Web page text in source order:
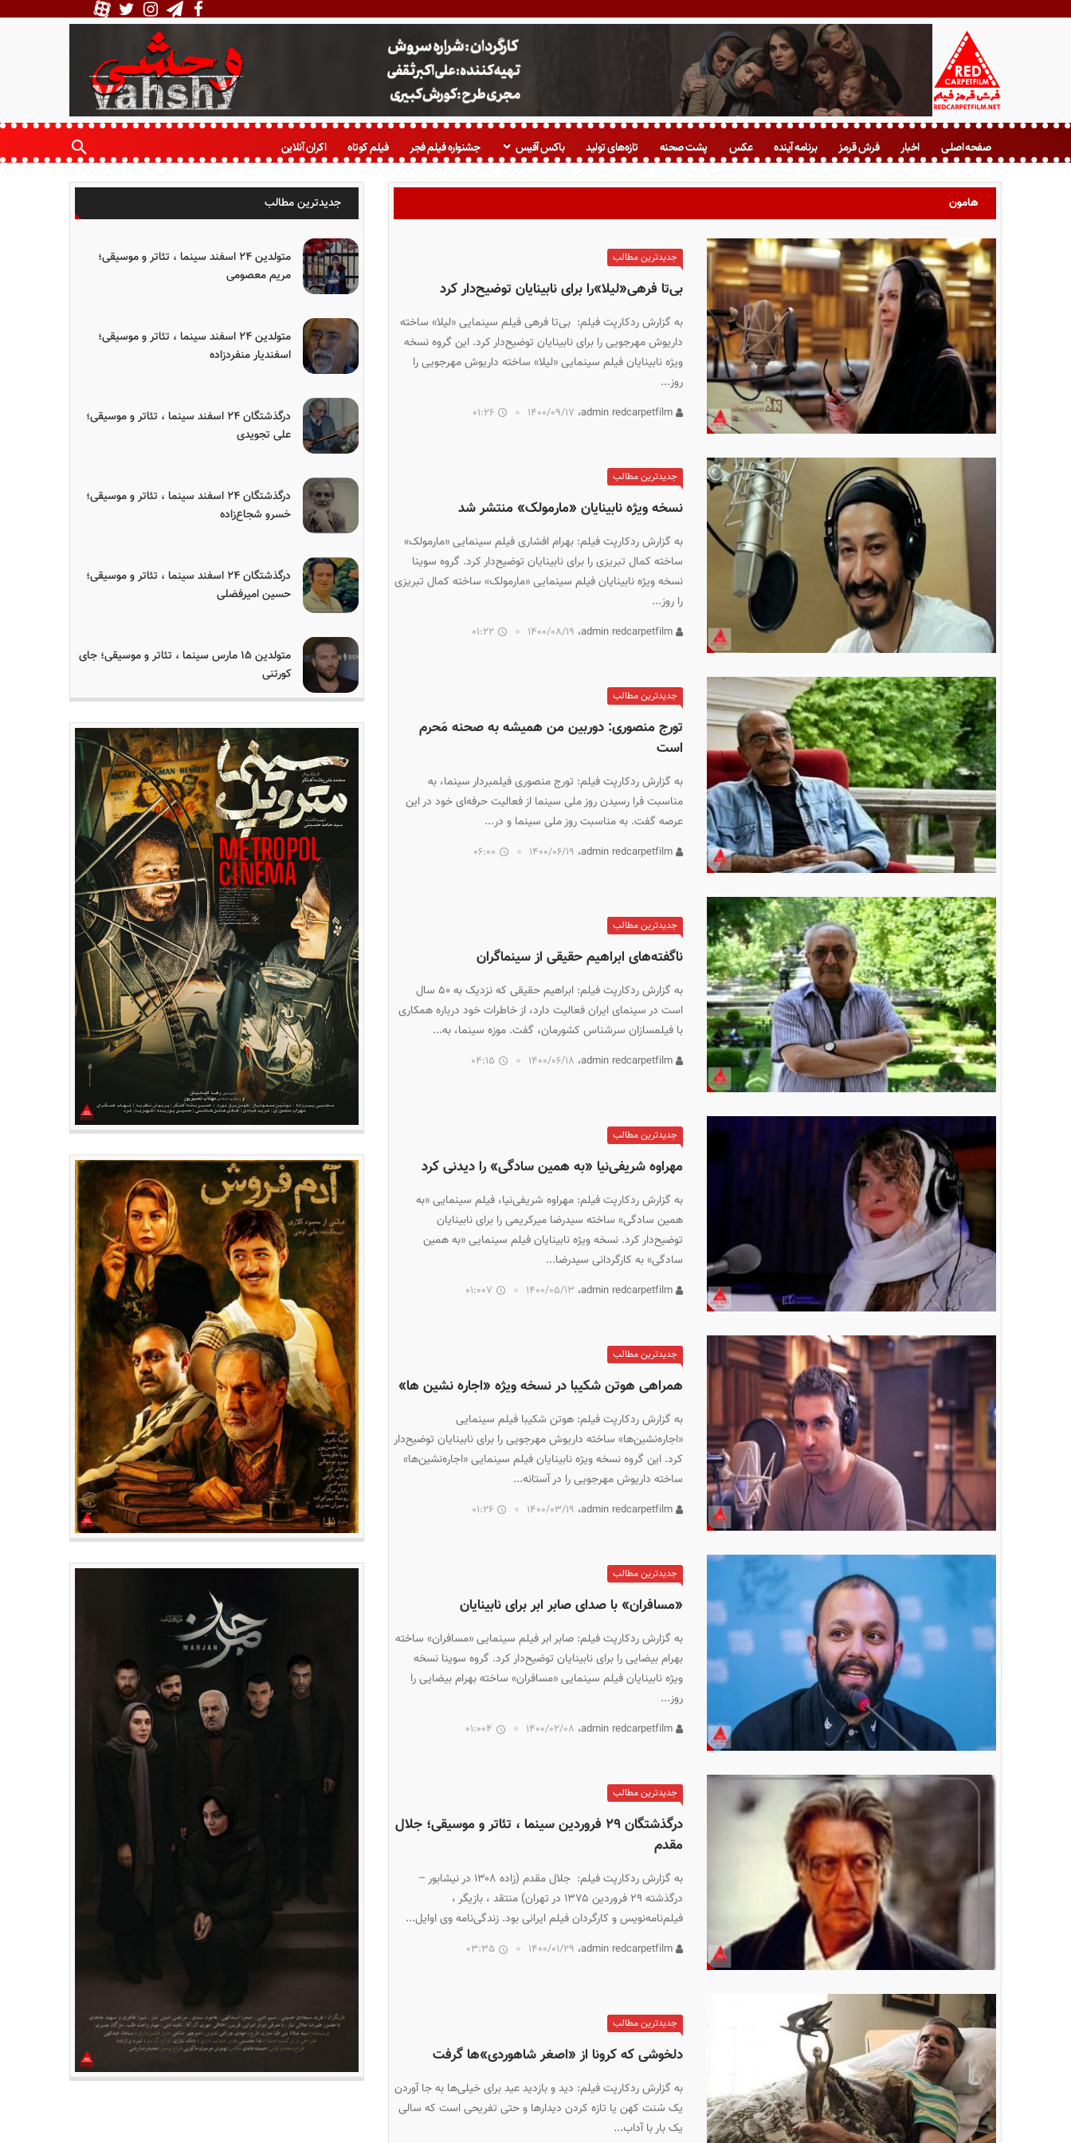
ف
ش
صفحه اصلی اخبار فرش قرمز برنامه آینده عکس پشت صحنه تازه‌های تولید باکس آفیس جشنواره فیلم فجر فیلم کوتاه اکران آنلاین
هامون
جدیدترین مطالب
بی‌تا فرهی«لیلا»را برای نابینایان توضیح‌دار کرد
به گزارش ردکارپت فیلم: بی‌تا فرهی فیلم سینمایی «لیلا» ساخته
داریوش مهرجویی را برای نابینایان توضیح‌دار کرد. این گروه نسخه
ویژه نابینایان فیلم سینمایی «لیلا» ساخته داریوش مهرجویی را
روز...
۱۴۰۰/۰۹/۱۷ 01:26
جدیدترین مطالب
نسخه ویژه نابینایان «مارمولک» منتشر شد
به گزارش ردکارپت فیلم: بهرام افشاری فیلم سینمایی «مارمولک»
ساخته کمال تبریزی را برای نابینایان توضیح‌دار کرد. گروه سوینا
نسخه ویژه نابینایان فیلم سینمایی «مارمولک» ساخته کمال تبریزی
را روز...
۱۴۰۰/۰۸/۱۹ 01:22
جدیدترین مطالب
تورج منصوری: دوربین من همیشه به صحنه مَحرم
است
به گزارش ردکارپت فیلم: تورج منصوری فیلمبردار سینما، به
مناسبت فرا رسیدن روز ملی سینما از فعالیت حرفه‌ای خود در این
عرصه گفت. به مناسبت روز ملی سینما و در...
۱۴۰۰/۰۶/۱۹ 06:00
جدیدترین مطالب
ناگفته‌های ابراهیم حقیقی از سینماگران
به گزارش ردکارپت فیلم: ابراهیم حقیقی که نزدیک به ۵۰ سال
است در سینمای ایران فعالیت دارد، از خاطرات خود درباره همکاری
با فیلمسازان سرشناس کشورمان، گفت. موزه سینما، به...
۱۴۰۰/۰۶/۱۸ 04:15
جدیدترین مطالب
مهراوه شریفی‌نیا «به همین سادگی» را دیدنی کرد
به گزارش ردکارپت فیلم: مهراوه شریفی‌نیا، فیلم سینمایی «به
همین سادگی» ساخته سیدرضا میرکریمی را برای نابینایان
توضیح‌دار کرد. نسخه ویژه نابینایان فیلم سینمایی «به همین
سادگی» به کارگردانی سیدرضا...
۱۴۰۰/۰۵/۱۳ 01:007
جدیدترین مطالب
همراهی هوتن شکیبا در نسخه ویژه «اجاره نشین ها»
به گزارش ردکارپت فیلم: هوتن شکیبا فیلم سینمایی
«اجاره‌نشین‌ها» ساخته داریوش مهرجویی را برای نابینایان توضیح‌دار
کرد. این گروه نسخه ویژه نابینایان فیلم سینمایی «اجاره‌نشین‌ها»
ساخته داریوش مهرجویی را در آستانه...
۱۴۰۰/۰۳/۱۹ 01:26
جدیدترین مطالب
«مسافران» با صدای صابر ابر برای نابینایان
به گزارش ردکارپت فیلم: صابر ابر فیلم سینمایی «مسافران» ساخته
بهرام بیضایی را برای نابینایان توضیح‌دار کرد. گروه سوینا نسخه
ویژه نابینایان فیلم سینمایی «مسافران» ساخته بهرام بیضایی را
روز...
۱۴۰۰/۰۲/۰۸ 01:004
جدیدترین مطالب
درگذشتگان ۲۹ فروردین سینما ، تئاتر و موسیقی؛ جلال
مقدم
به گزارش ردکارپت فیلم: جلال مقدم (زاده ۱۳۰۸ در نیشابور –
درگذشته ۲۹ فروردین ۱۳۷۵ در تهران) منتقد ، بازیگر ،
فیلم‌نامه‌نویس و کارگردان فیلم ایرانی بود. زندگی‌نامه وی اوایل...
۱۴۰۰/۰۱/۲۹ 03:35
جدیدترین مطالب
دلخوشی که کرونا از «اصغر شاهوردی‌»ها گرفت
به گزارش ردکارپت فیلم: دید و بازدید عید برای خیلی‌ها به جا آوردن
یک سُنت کهن یا تازه کردن دیدارها و حتی تفریحی است که سالی
یک بار با آداب...
جدیدترین مطالب
متولدین ۲۴ اسفند سینما ، تئاتر و موسیقی؛
مریم معصومی
متولدین ۲۴ اسفند سینما ، تئاتر و موسیقی؛
اسفندیار منفردزاده
درگذشتگان ۲۴ اسفند سینما ، تئاتر و موسیقی؛
علی تجویدی
درگذشتگان ۲۴ اسفند سینما ، تئاتر و موسیقی؛
خسرو شجاع‌زاده
درگذشتگان ۲۴ اسفند سینما ، تئاتر و موسیقی؛
حسین امیرفضلی
متولدین ۱۵ مارس سینما ، تئاتر و موسیقی؛ جای
کورتنی